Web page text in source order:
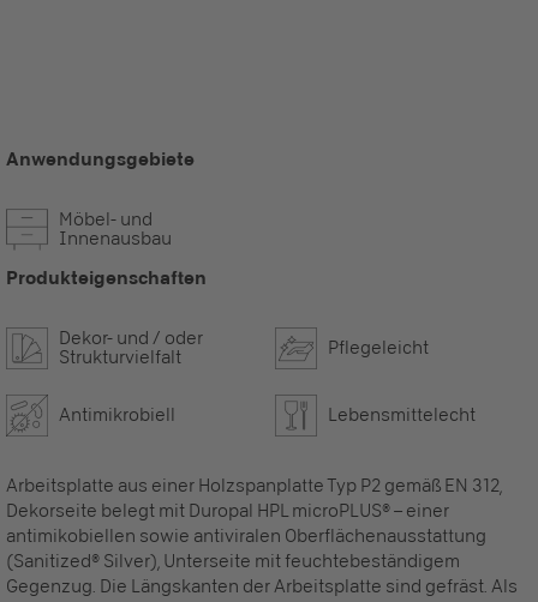
Anwendungsgebiete
Möbel- und
Innenausbau
Produkteigenschaften
Dekor- und / oder
Strukturvielfalt
Pflegeleicht
Antimikrobiell Lebensmittelecht
Arbeitsplatte aus einer Holzspanplatte Typ P2 gemäß EN 312,
Dekorseite belegt mit Duropal HPL microPLUS® – einer
antimikobiellen sowie antiviralen Oberflächenausstattung
(Sanitized® Silver), Unterseite mit feuchtebeständigem
Gegenzug. Die Längskanten der Arbeitsplatte sind gefräst. Als